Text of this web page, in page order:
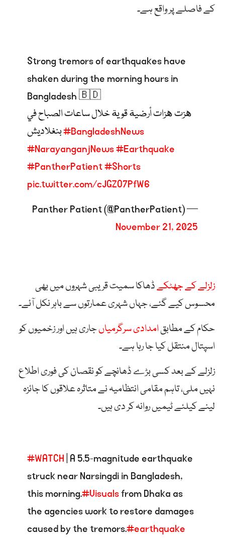
کے فاصلے پر واقع ہے۔
Strong tremors of earthquakes have
shaken during the morning hours in
Bangladesh 🇧🇩
هزت هزات أرضية قوية خلال ساعات الصباح في
بنغلاديش#BangladeshNews
#NarayanganjNews#Earthquake
#PantherPatient#Shorts
pic.twitter.com/cJGZO7PfW6
— Panther Patient (@PantherPatient)
November 21, 2025
زلزلے کے جھٹکےڈھاکا سمیت قریبی شہروں میں بھی
محسوس کیے گئے، جہاں شہری عمارتوں سے باہر نکل آئے۔
حکام کے مطابقامدادی سرگرمیاںجاری ہیں اور زخمیوں کو
اسپتال منتقل کیا جا رہا ہے۔
زلزلے کے بعد کسی بڑے ڈھانچے کو نقصان کی فوری اطلاع
نہیں ملی، تاہم مقامی انتظامیہ نے متاثرہ علاقوں کا جائزہ
لینے کیلئے ٹیمیں روانہ کر دی ہیں۔
#WATCH | A 5.5-magnitude earthquake
struck near Narsingdi in Bangladesh,
this morning.#Visualsfrom Dhaka as
the agencies work to restore damages
caused by the tremors.#earthquake